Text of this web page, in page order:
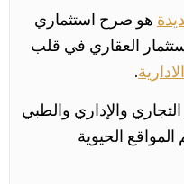
هو صرح استثماري
العقاري في قلب
.
والإداري والطبي
الحيوية